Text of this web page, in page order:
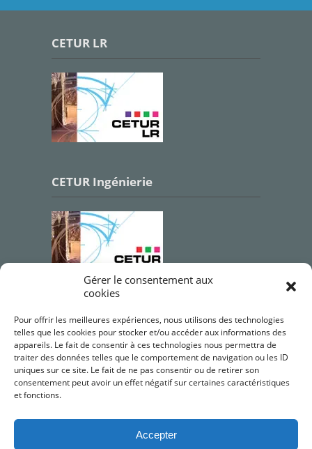
Gérer le consentement aux
cookies
Pour offrir les meilleures expériences, nous utilisons des technologies
telles que les cookies pour stocker et/ou accéder aux informations des
appareils. Le fait de consentir à ces technologies nous permettra de
traiter des données telles que le comportement de navigation ou les ID
uniques sur ce site. Le fait de ne pas consentir ou de retirer son
consentement peut avoir un effet négatif sur certaines caractéristiques
et fonctions.
Accepter
CETUR LR
CETUR Ingénierie
Qualifications OPQIBI